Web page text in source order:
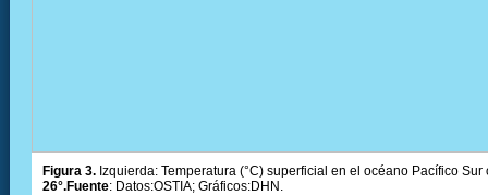
Figura 3. Izquierda: Temperatura (°C) superficial en el océano Pacífico
26°.Fuente: Datos:OSTIA; Gráficos:DHN.